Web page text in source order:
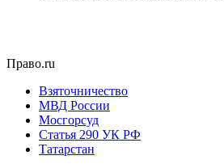
Право.ru
Взяточничество
МВД России
Мосгорсуд
Статья 290 УК РФ
Татарстан